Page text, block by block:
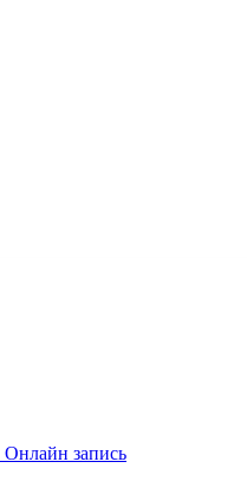
Онлайн запись